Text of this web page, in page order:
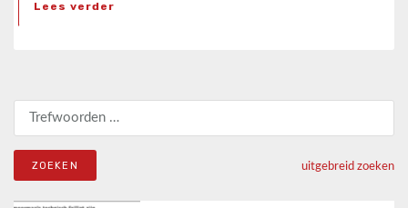
Lees verder
Zoeken naar:
uitgebreid zoeken